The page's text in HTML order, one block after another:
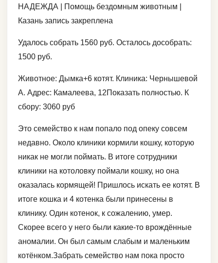
НАДЕЖДА | Помощь бездомным животным |
Казань запись закреплена
Удалось собрать 1560 руб. Осталось дособрать:
1500 руб.
Животное: Дымка+6 котят. Клиника: Чернышевой
А. Адрес: Камалеева, 12Показать полностью. К
сбору: 3060 руб
Это семейство к нам попало под опеку совсем
недавно. Около клиники кормили кошку, которую
никак не могли поймать. В итоге сотрудники
клиники на котоловку поймали кошку, но она
оказалась кормящей! Пришлось искать ее котят. В
итоге кошка и 4 котенка были принесены в
клинику. Один котенок, к сожалению, умер.
Скорее всего у него были какие-то врождённые
аномалии. Он был самым слабым и маленьким
котёнком.Забрать семейство нам пока просто